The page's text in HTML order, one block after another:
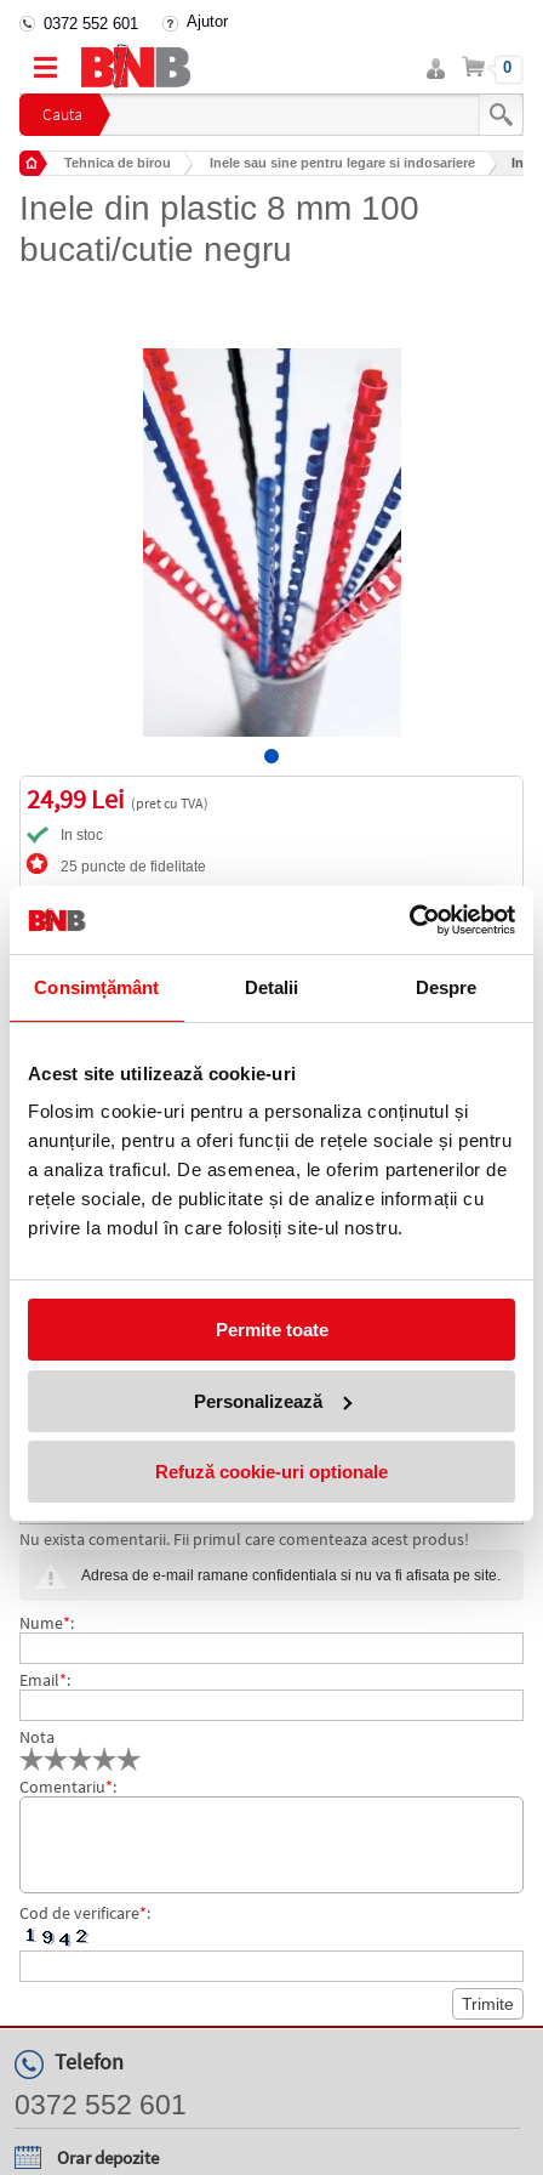
Consimțământ Detalii Despre
Acest site utilizează cookie-uri
Folosim cookie-uri pentru a personaliza conținutul și
anunțurile, pentru a oferi funcții de rețele sociale și pentru
a analiza traficul. De asemenea, le oferim partenerilor de
rețele sociale, de publicitate și de analize informații cu
privire la modul în care folosiți site-ul nostru.
Permite toate
Personalizează
Refuză cookie-uri optionale
Cauta
0372 552 601 Ajutor
Intra
in
cont
Cos 0
Tehnica de birou Inele sau sine pentru legare si indosariere
Inele din plastic 8 mm 100
bucati/cutie negru
24,99 Lei (pret cu TVA)
In stoc
25 puncte de fidelitate
0372 552 601
Alege varianta:
Negru Alb Albastru Rosu
Adauga in wishlist
Format inele: A4.
Diametru inel: 8 mm.
Capacitate legare: 45 coli.
Ambalare: 100 bucati/cutie
COMENTARII INELE DIN PLASTIC 8 MM 100
Nu exista comentarii. Fii primul care comenteaza acest produs!
Adresa de e-mail ramane confidentiala si nu va fi afisata pe site.
Nume*:
Email*:
Nota
Comentariu*:
Cod de verificare*:
Telefon
0372 552 601
Orar depozite